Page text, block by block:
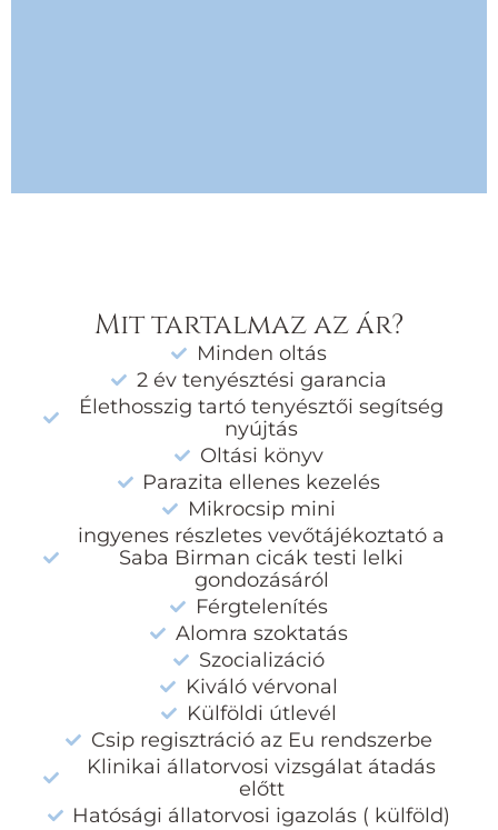
Mit tartalmaz az ár?
Minden oltás
2 év tenyésztési garancia
Élethosszig tartó tenyésztői segítség
nyújtás
Oltási könyv
Parazita ellenes kezelés
Mikrocsip mini
ingyenes részletes vevőtájékoztató a
Saba Birman cicák testi lelki
gondozásáról
Férgtelenítés
Alomra szoktatás
Szocializáció
Kiváló vérvonal
Külföldi útlevél
Csip regisztráció az Eu rendszerbe
Klinikai állatorvosi vizsgálat átadás
előtt
Hatósági állatorvosi igazolás ( külföld)